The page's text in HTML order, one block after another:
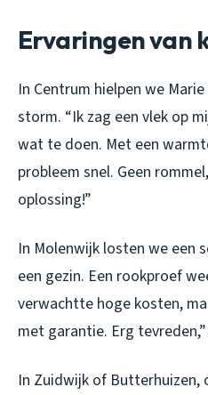
Ervaringen van
In Centrum hielpen we
storm. “Ik zag een vlek op
wat te doen. Met een
probleem snel. Geen
oplossing!”
In Molenwijk losten we een
een gezin. Een rookproef
verwachtte hoge kosten,
met garantie. Erg
In Zuidwijk of Butterhuizen,